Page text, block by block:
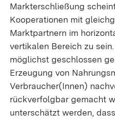
Markterschließung
Kooperationen mit
Marktpartnern im
vertikalen Bereich zu
möglichst geschlossen
Erzeugung von
Verbraucher(Innen)
rückverfolgbar gemacht
unterschätzt werden,